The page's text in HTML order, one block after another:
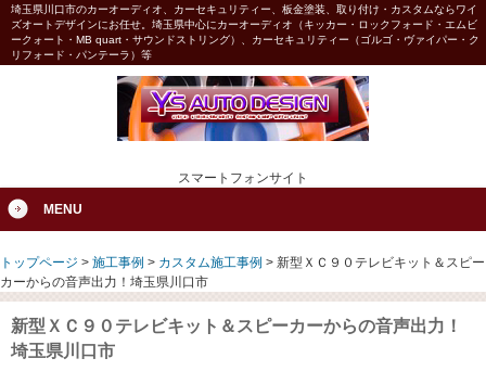
埼玉県川口市のカーオーディオ、カーセキュリティー、板金塗装、取り付け・カスタムならワイ
ズオートデザインにお任せ。埼玉県中心にカーオーディオ（キッカー・ロックフォード・エムビ
ークォート・MB quart・サウンドストリング）、カーセキュリティー（ゴルゴ・ヴァイパー・ク
リフォード・パンテーラ）等
スマートフォンサイト
MENU
トップページ > 施工事例 > カスタム施工事例 > 新型ＸＣ９０テレビキット＆スピー
カーからの音声出力！埼玉県川口市
新型ＸＣ９０テレビキット＆スピーカーからの音声出力！
埼玉県川口市